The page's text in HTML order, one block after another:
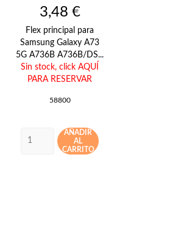
Precio
3,48 €
Flex principal para
Samsung Galaxy A73
5G A736B A736B/DS...
Sin stock, click AQUÍ
PARA RESERVAR
58800
AÑADIR
AL
CARRITO